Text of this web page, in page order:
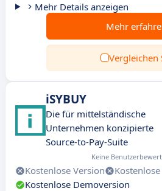
Mehr Details anzeigen
Mehr
Vergleichen
iSYBUY
Die für mittelständische
Unternehmen konzipierte
Source-to-Pay-Suite
Keine
Kostenlose Version
Kostenlose Demoversion